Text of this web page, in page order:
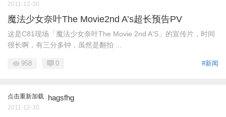
2011-12-30
魔法少女奈叶The Movie2nd A’s超长预告PV
这是C81现场「魔法少女奈叶The Movie 2nd A‘S」的宣传片，时间
很长啊，有三分多钟，虽然是翻拍 ...
#新闻
958 0
点击重新加载 hagsfhg
2011-12-30